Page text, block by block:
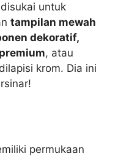
untuk
tampilan mewah
dekoratif,
, atau
krom. Dia ini
permukaan